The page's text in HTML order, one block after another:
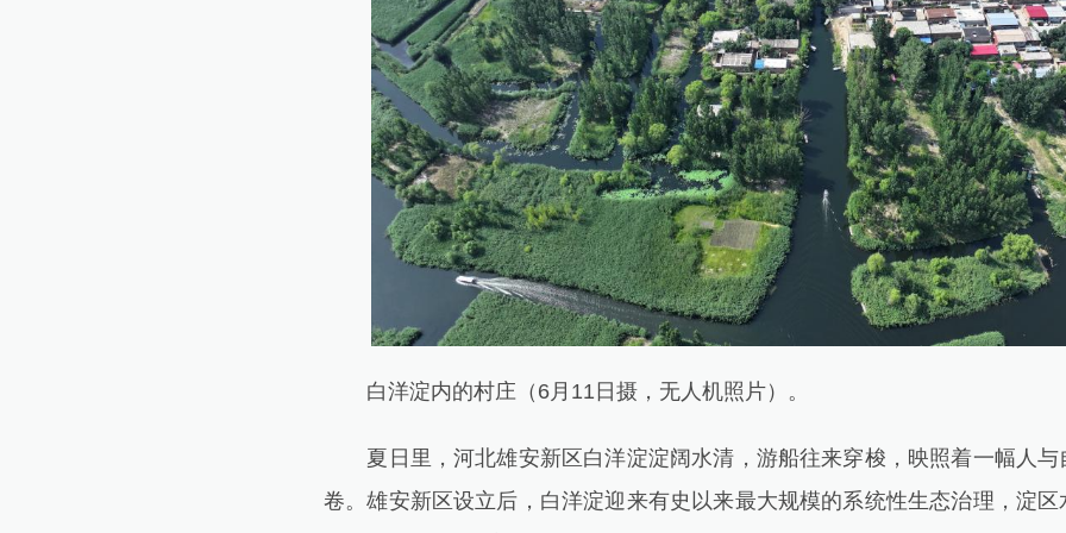
白洋淀内的村庄（6月11日摄，无人机照片）。
夏日里，河北雄安新区白洋淀淀阔水清，游船往来穿梭，映照着一幅人与
卷。雄安新区设立后，白洋淀迎来有史以来最大规模的系统性生态治理，淀